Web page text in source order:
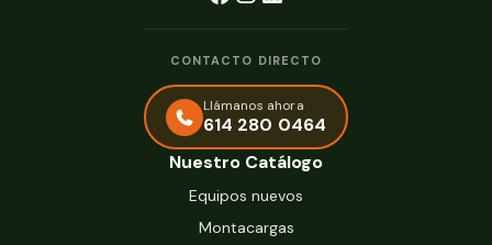
CONTACTO DIRECTO
Llámanos ahora
614 280 0464
Nuestro Catálogo
Equipos nuevos
Montacargas